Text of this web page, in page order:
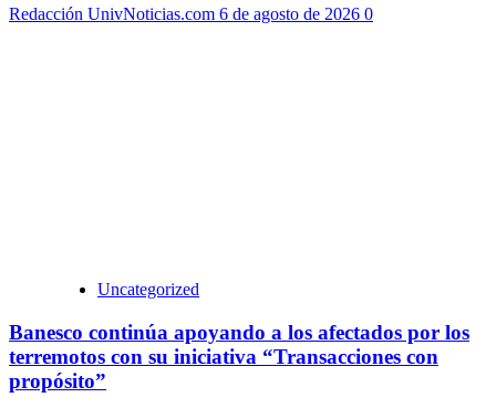
Redacción UnivNoticias.com 6 de agosto de 2026 0
Uncategorized
Banesco continúa apoyando a los afectados por los
terremotos con su iniciativa “Transacciones con
propósito”